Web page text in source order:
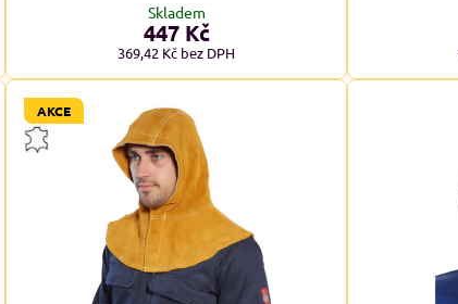
Skladem
447 Kč
369,42 Kč bez DPH
AKCE
VELIKOSTI XXL+
NADMĚRNÉ VELIKOSTI XXL+